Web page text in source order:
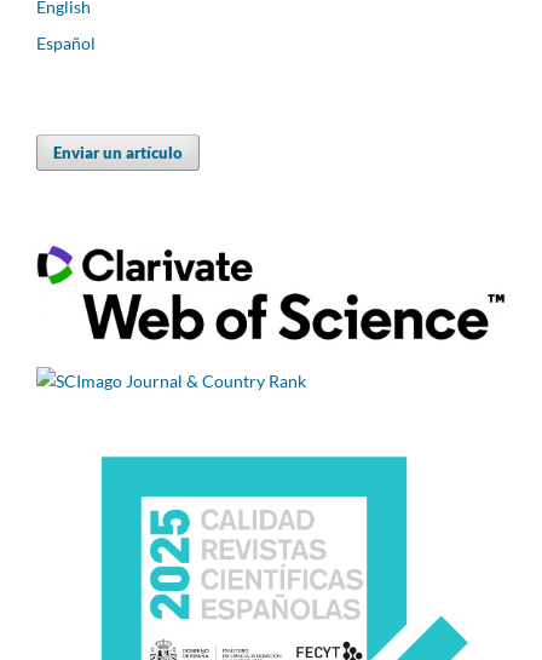
English
Español
Enviar un artículo